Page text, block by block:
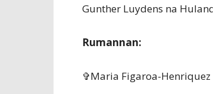
Gunther Luydens na
Rumannan:
✞Maria Figaroa-